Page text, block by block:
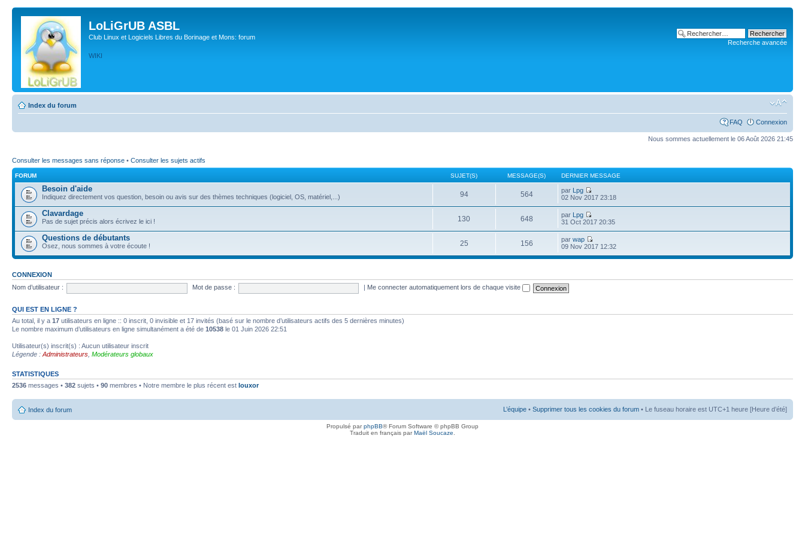
LoLiGrUB ASBL
Club Linux et Logiciels Libres du Borinage et Mons: forum
WIKI
Recherche avancée
Index du forum
FAQ Connexion
Nous sommes actuellement le 06 Août 2026 21:45
Consulter les messages sans réponse • Consulter les sujets actifs
FORUM SUJET(S) MESSAGE(S) DERNIER MESSAGE
Besoin d'aide
Indiquez directement vos question, besoin ou avis sur des thèmes techniques (logiciel, OS, matériel,...) 94 564 par Lpg
02 Nov 2017 23:18
Clavardage
Pas de sujet précis alors écrivez le ici ! 130 648 par Lpg
31 Oct 2017 20:35
Questions de débutants
Osez, nous sommes à votre écoute ! 25 156 parwap
09 Nov 2017 12:32
CONNEXION
Nom d’utilisateur :
Mot de passe : Me connecter automatiquement lors de chaque visite
QUI EST EN LIGNE ?
Au total, il y a 17 utilisateurs en ligne :: 0 inscrit, 0 invisible et 17 invités (basé sur le nombre d’utilisateurs actifs des 5 dernières minutes)
Le nombre maximum d’utilisateurs en ligne simultanément a été de 10538 le 01 Juin 2026 22:51
Utilisateur(s) inscrit(s) : Aucun utilisateur inscrit
Légende : Administrateurs Modérateurs globaux
STATISTIQUES
2536 messages • 382 sujets • 90 membres • Notre membre le plus récent est louxor
Index du forum L’équipe • Supprimer tous les cookies du forum • Le fuseau horaire est UTC+1 heure [Heure d’été]
Propulsé parphpBB® Forum Software © phpBB Group
Traduit en français parMaël Soucaze